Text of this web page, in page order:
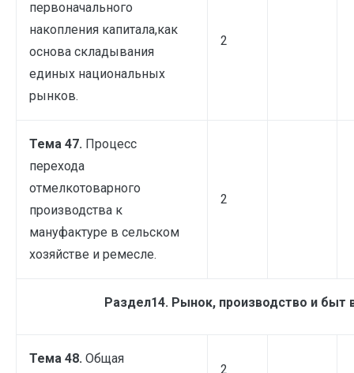
первоначального
накопления капитала,как
основа складывания
единых национальных
рынков.
2
Тема 47. Процесс
перехода
отмелкотоварного
производства к
мануфактуре в сельском
хозяйстве и ремесле.
2
Раздел14. Рынок, производство и быт
Тема 48. Общая
2